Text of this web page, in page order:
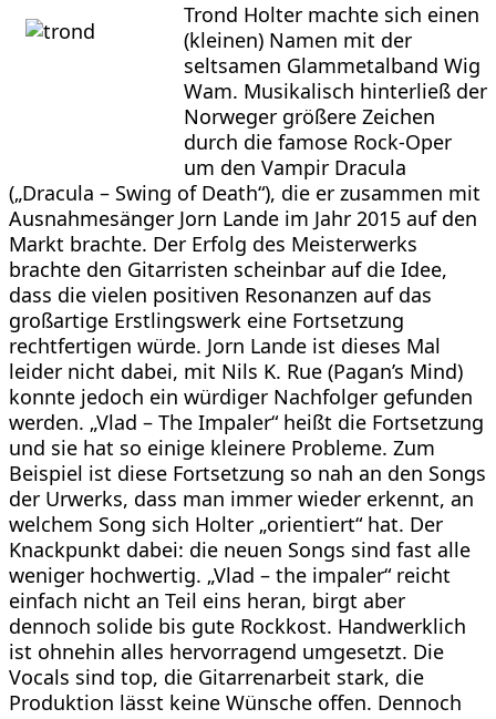
Trond Holter machte sich einen
(kleinen) Namen mit der
seltsamen Glammetalband Wig
Wam. Musikalisch hinterließ der
Norweger größere Zeichen
durch die famose Rock-Oper
um den Vampir Dracula
(„Dracula – Swing of Death“), die er zusammen mit
Ausnahmesänger Jorn Lande im Jahr 2015 auf den
Markt brachte. Der Erfolg des Meisterwerks
brachte den Gitarristen scheinbar auf die Idee,
dass die vielen positiven Resonanzen auf das
großartige Erstlingswerk eine Fortsetzung
rechtfertigen würde. Jorn Lande ist dieses Mal
leider nicht dabei, mit Nils K. Rue (Pagan’s Mind)
konnte jedoch ein würdiger Nachfolger gefunden
werden. „Vlad – The Impaler“ heißt die Fortsetzung
und sie hat so einige kleinere Probleme. Zum
Beispiel ist diese Fortsetzung so nah an den Songs
der Urwerks, dass man immer wieder erkennt, an
welchem Song sich Holter „orientiert“ hat. Der
Knackpunkt dabei: die neuen Songs sind fast alle
weniger hochwertig. „Vlad – the impaler“ reicht
einfach nicht an Teil eins heran, birgt aber
dennoch solide bis gute Rockkost. Handwerklich
ist ohnehin alles hervorragend umgesetzt. Die
Vocals sind top, die Gitarrenarbeit stark, die
Produktion lässt keine Wünsche offen. Dennoch